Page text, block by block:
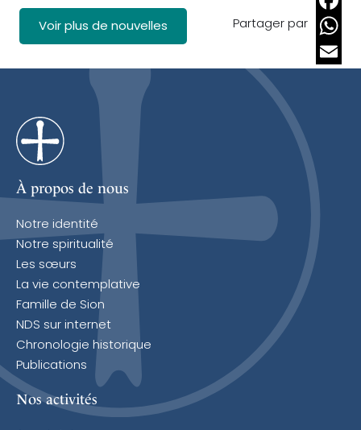
Voir plus de nouvelles Partager par
À propos de nous
Notre identité
Notre spiritualité
Les sœurs
La vie contemplative
Famille de Sion
NDS sur internet
Chronologie historique
Publications
Nos activités